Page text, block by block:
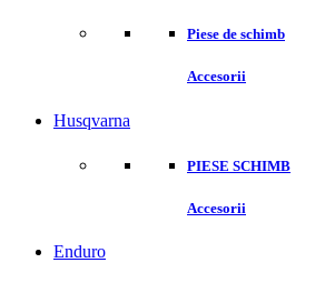
Piese de schimb
Accesorii
Husqvarna
PIESE SCHIMB
Accesorii
Enduro